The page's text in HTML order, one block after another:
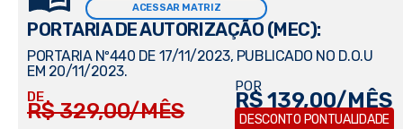
ACESSAR MATRIZ
PORTARIA DE AUTORIZAÇÃO (MEC):
PORTARIA Nº440 DE 17/11/2023, PUBLICADO NO D.O.U
EM 20/11/2023.
DE
R$ 329,00/MÊS
POR
R$ 139,00/MÊS
DESCONTO PONTUALIDADE